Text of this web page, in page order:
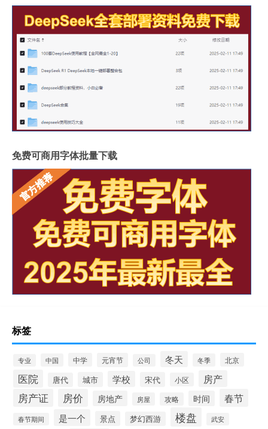
免费可商用字体批量下载
标签
专业 中国 中学 元宵节 公司 冬天 冬季 北京
医院 唐代 城市 学校 宋代 小区 房产
房产证 房价 房地产 房屋 攻略 时间 春节
春节期间 是一个 景点 梦幻西游 楼盘 武安